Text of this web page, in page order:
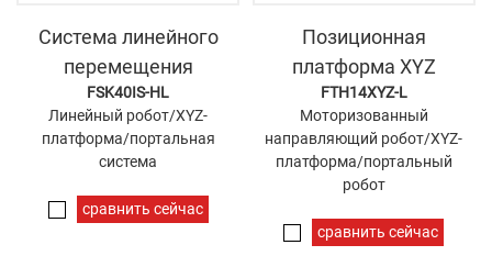
Система линейного
перемещения
FSK40IS-HL
Линейный робот/XYZ-
платформа/портальная
система
сравнить сейчас
Позиционная
платформа XYZ
FTH14XYZ-L
Моторизованный
направляющий робот/XYZ-
платформа/портальный
робот
сравнить сейчас